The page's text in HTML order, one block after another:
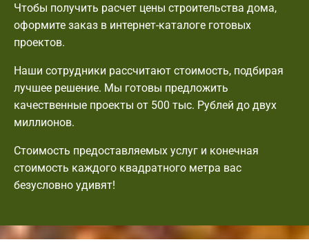
Чтобы получить расчет цены строительства дома,
оформите заказ в интернет-каталоге готовых
проектов.
Наши сотрудники рассчитают стоимость, подбирая
лучшее решение. Мы готовы предложить
качественные проекты от 500 тыс. Рублей до двух
миллионов.
Стоимость предоставляемых услуг и конечная
стоимость каждого квадратного метра вас
безусловно удивят!